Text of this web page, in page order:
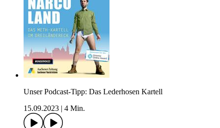
Unser Podcast-Tipp: Das Lederhosen Kartell
15.09.2023
4 Min.